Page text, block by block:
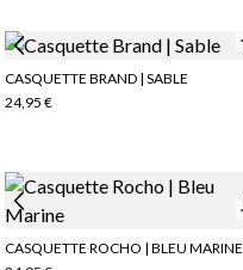
CASQUETTE BRAND | SABLE
24,95 €
CASQUETTE ROCHO | BLEU MARINE